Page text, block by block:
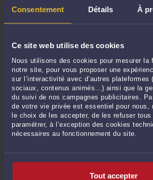
Consentement Détails À
Ce site web utilise des cookies
Nous utilisons des cookies pour mesurer la
notre site, pour vous proposer une
sur l’interactivité avec d’autres plateformes
sociaux, contenus animés…) ainsi que la
du suivi de nos campagnes publicitaires.
de votre vie privée est essentiel pour nous,
le choix de les accepter, de les refuser tous
paramétrer, à l’exception des cookies
nécessaires au fonctionnement du site.
Tout accepter
Le notairedresse alors en brevet un acte
», soit sur la feuille exprimant les dernières
diverses mentions, telles que la date et le
présentation, la description du pli, les
testateur. Cet acte est ensuite signé par
témoins et le notaire. Si le testateur est
de signer, le notaire fait mention dans
et du motif qu'il en a donné (C. civ. art.
doivent remplir les conditions prévues à
Code civil (exposées n° 15515), mais les
l'article 975 du même Code (ne pas être
ou alliés jusqu'au 4e degré inclusivement
ne s'appliquent pas ici, car les